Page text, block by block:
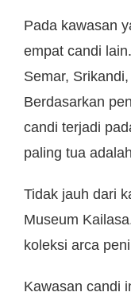
Pada kawasan
empat candi
Semar,
Berdasarkan
candi terjadi
paling tua
Tidak jauh dari
Museum
koleksi arca
Kawasan candi